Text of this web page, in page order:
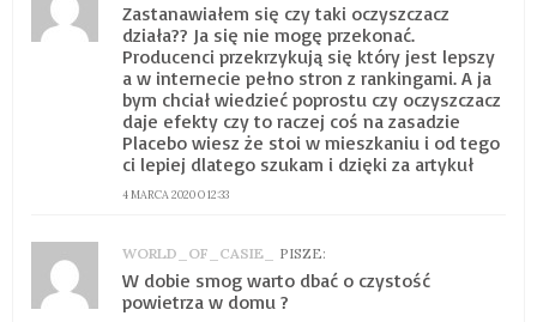
4 MARCA 2020 O 12:33
Zastanawiałem się czy taki oczyszczacz
działa?? Ja się nie mogę przekonać.
Producenci przekrzykują się który jest lepszy
a w internecie pełno stron z rankingami. A ja
bym chciał wiedzieć poprostu czy oczyszczacz
daje efekty czy to raczej coś na zasadzie
Placebo wiesz że stoi w mieszkaniu i od tego
ci lepiej dlatego szukam i dzięki za artykuł
WORLD_OF_CASIE_ PISZE:
W dobie smog warto dbać o czystość
powietrza w domu ?